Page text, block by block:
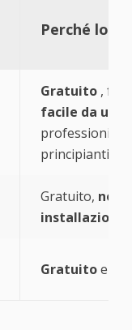
Perché lo
Gratuito,
facile da
professionisti
principianti.
Gratuito, non
installazione
Gratuitoe di